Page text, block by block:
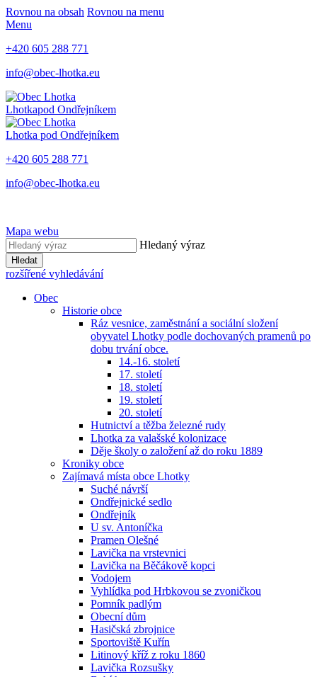
Rovnou na obsah Rovnou na menu
Menu
+420 605 288 771
info@obec-lhotka.eu
Lhotkapod Ondřejníkem
Lhotka pod Ondřejníkem
+420 605 288 771
info@obec-lhotka.eu
Mapa webu
Hledaný výraz
Hledat
rozšířené vyhledávání
Obec
Historie obce
Ráz vesnice, zaměstnání a sociální složení
obyvatel Lhotky podle dochovaných pramenů po
dobu trvání obce.
14.-16. století
17. století
18. století
19. století
20. století
Hutnictví a těžba železné rudy
Lhotka za valašské kolonizace
Děje školy o založení až do roku 1889
Kroniky obce
Zajímavá místa obce Lhotky
Suché návrší
Ondřejnické sedlo
Ondřejník
U sv. Antoníčka
Pramen Olešné
Lavička na vrstevnici
Lavička na Běčákově kopci
Vodojem
Vyhlídka pod Hrbkovou se zvoničkou
Pomník padlým
Obecní dům
Hasičská zbrojnice
Sportoviště Kuřín
Litinový kříž z roku 1860
Lavička Rozsušky